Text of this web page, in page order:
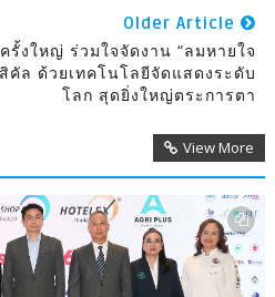
Older Article
รั้งใหญ่ ร่วมใจจัดงาน “ลมหายใจ
ล ด้วยเทคโนโลยีจัดแสดงระดับ
โลก สุดยิ่งใหญ่ตระการตา
View More